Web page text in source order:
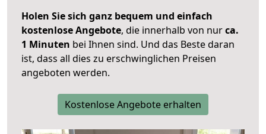
Holen Sie sich ganz bequem und einfach
kostenlose Angebote, die innerhalb von nurca.
1 Minuten bei Ihnen sind. Und das Beste daran
ist, dass all dies zu erschwinglichen Preisen
angeboten werden.
Kostenlose Angebote erhalten